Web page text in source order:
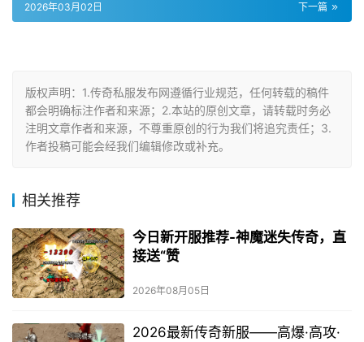
下一篇
2026年03月02日
版权声明：1.传奇私服发布网遵循行业规范，任何转载的稿件
都会明确标注作者和来源；2.本站的原创文章，请转载时务必
注明文章作者和来源，不尊重原创的行为我们将追究责任；3.
作者投稿可能会经我们编辑修改或补充。
相关推荐
今日新开服推荐-神魔迷失传奇，直
接送“赞
2026年08月05日
2026最新传奇新服——高爆·高攻·